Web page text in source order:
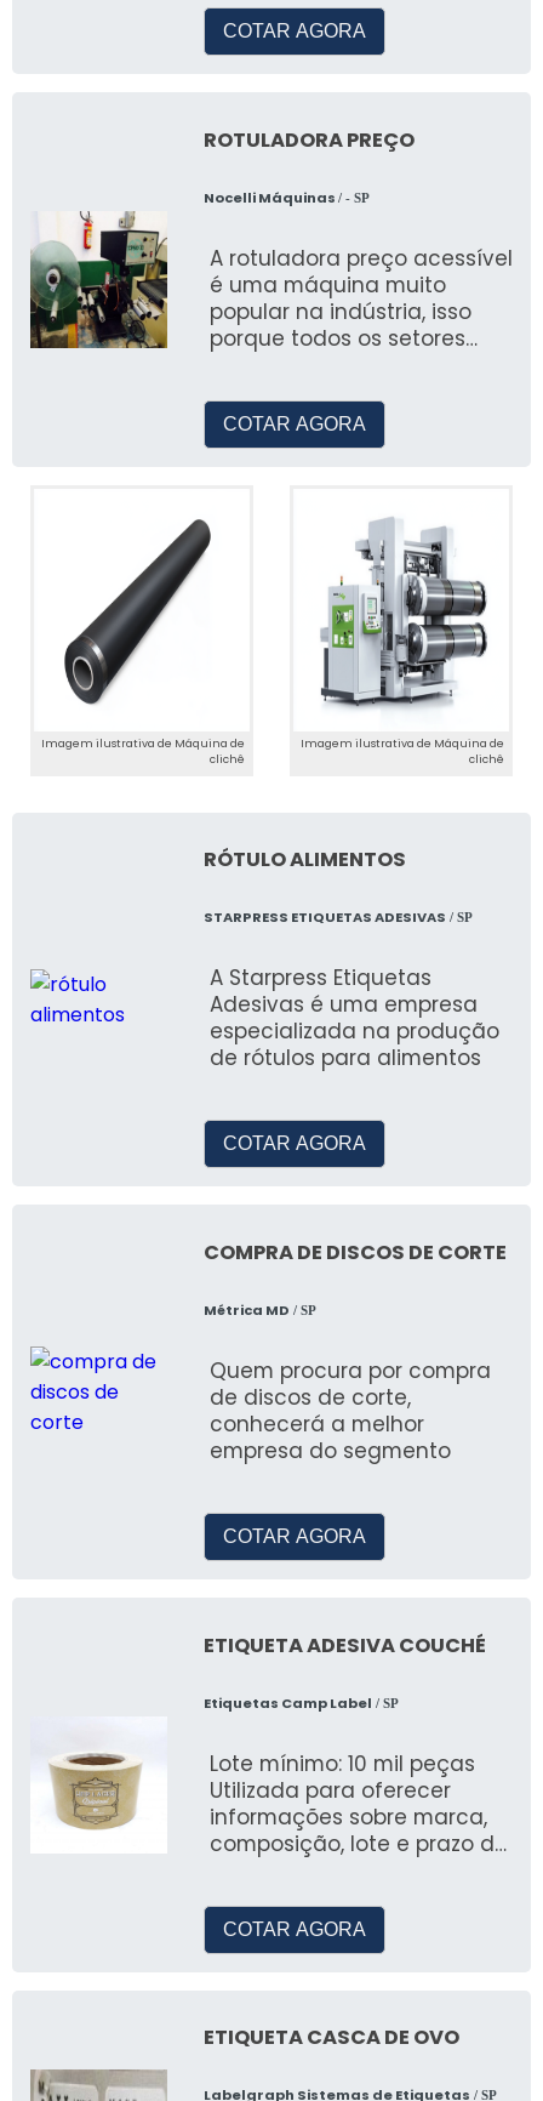
COTAR AGORA
ROTULADORA PREÇO
Nocelli Máquinas / - SP
A rotuladora preço acessível
é uma máquina muito
popular na indústria, isso
porque todos os setores
COTAR AGORA
Imagem ilustrativa de Máquina de
clichê
Imagem ilustrativa de Máquina de
clichê
RÓTULO ALIMENTOS
STARPRESS ETIQUETAS ADESIVAS / SP
A Starpress Etiquetas
Adesivas é uma empresa
especializada na produção
de rótulos para alimentos
COTAR AGORA
COMPRA DE DISCOS DE CORTE
Métrica MD / SP
Quem procura por compra
de discos de corte,
conhecerá a melhor
empresa do segmento
COTAR AGORA
ETIQUETA ADESIVA COUCHÉ
Etiquetas Camp Label / SP
Lote mínimo: 10 mil peças
Utilizada para oferecer
informações sobre marca,
composição, lote e prazo de
COTAR AGORA
ETIQUETA CASCA DE OVO
Labelgraph Sistemas de Etiquetas / SP